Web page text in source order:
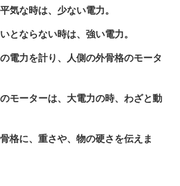
気な時は、少ない電力。
とならない時は、強い電力。
電力を計り、人側の外骨格のモータ
モーターは、大電力の時、わざと動
格に、重さや、物の硬さを伝えま